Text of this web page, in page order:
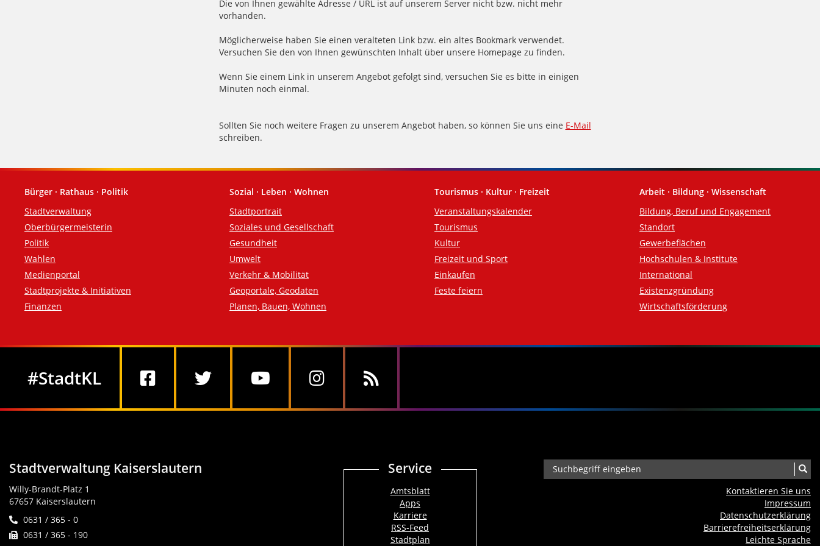
Die von Ihnen gewählte Adresse / URL ist auf unserem Server nicht bzw. nicht mehr
vorhanden.
Möglicherweise haben Sie einen veralteten Link bzw. ein altes Bookmark verwendet.
Versuchen Sie den von Ihnen gewünschten Inhalt über unsere Homepage zu finden.
Wenn Sie einem Link in unserem Angebot gefolgt sind, versuchen Sie es bitte in einigen
Minuten noch einmal.
Sollten Sie noch weitere Fragen zu unserem Angebot haben, so können Sie uns eine E-Mail
schreiben.
Fußzeile
Bürger · Rathaus · Politik
Stadtverwaltung
Oberbürgermeisterin
Politik
Wahlen
Medienportal
Stadtprojekte & Initiativen
Finanzen
Sozial · Leben · Wohnen
Stadtportrait
Soziales und Gesellschaft
Gesundheit
Umwelt
Verkehr & Mobilität
Geoportale, Geodaten
Planen, Bauen, Wohnen
Tourismus · Kultur · Freizeit
Veranstaltungskalender
Tourismus
Kultur
Freizeit und Sport
Einkaufen
Feste feiern
Arbeit · Bildung · Wissenschaft
Bildung, Beruf und Engagement
Standort
Gewerbeflächen
Hochschulen & Institute
International
Existenzgründung
Wirtschaftsförderung
#StadtKL
Stadtverwaltung Kaiserslautern
Willy-Brandt-Platz 1
67657 Kaiserslautern
0631 / 365 - 0
0631 / 365 - 190
Service
Amtsblatt
Apps
Karriere
RSS-Feed
Stadtplan
Kontaktieren Sie uns
Impressum
Datenschutzerklärung
Barrierefreiheits­erklärung
Leichte Sprache